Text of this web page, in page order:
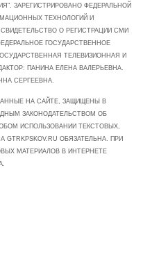
ЗАРЕГИСТРИРОВАНО ФЕДЕРАЛЬНОЙ
ТЕХНОЛОГИЙ И
О РЕГИСТРАЦИИ СМИ
ГОСУДАРСТВЕННОЕ
ТЕЛЕВИЗИОННАЯ И
ПАНИНА ЕЛЕНА ВАЛЕРЬЕВНА.
СЕРГЕЕВНА.
НА САЙТЕ, ЗАЩИЩЕНЫ В
ЗАКОНОДАТЕЛЬСТВОМ ОБ
ИСПОЛЬЗОВАНИИ ТЕКСТОВЫХ,
ОБЯЗАТЕЛЬНА. ПРИ
МАТЕРИАЛОВ В ИНТЕРНЕТЕ